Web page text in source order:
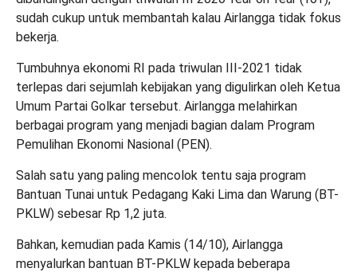
sudah cukup untuk membantah kalau Airlangga tidak fokus
bekerja.
Tumbuhnya ekonomi RI pada triwulan III-2021 tidak
terlepas dari sejumlah kebijakan yang digulirkan oleh Ketua
Umum Partai Golkar tersebut. Airlangga melahirkan
berbagai program yang menjadi bagian dalam Program
Pemulihan Ekonomi Nasional (PEN).
Salah satu yang paling mencolok tentu saja program
Bantuan Tunai untuk Pedagang Kaki Lima dan Warung (BT-
PKLW) sebesar Rp 1,2 juta.
Bahkan, kemudian pada Kamis (14/10), Airlangga
menyalurkan bantuan BT-PKLW kepada beberapa